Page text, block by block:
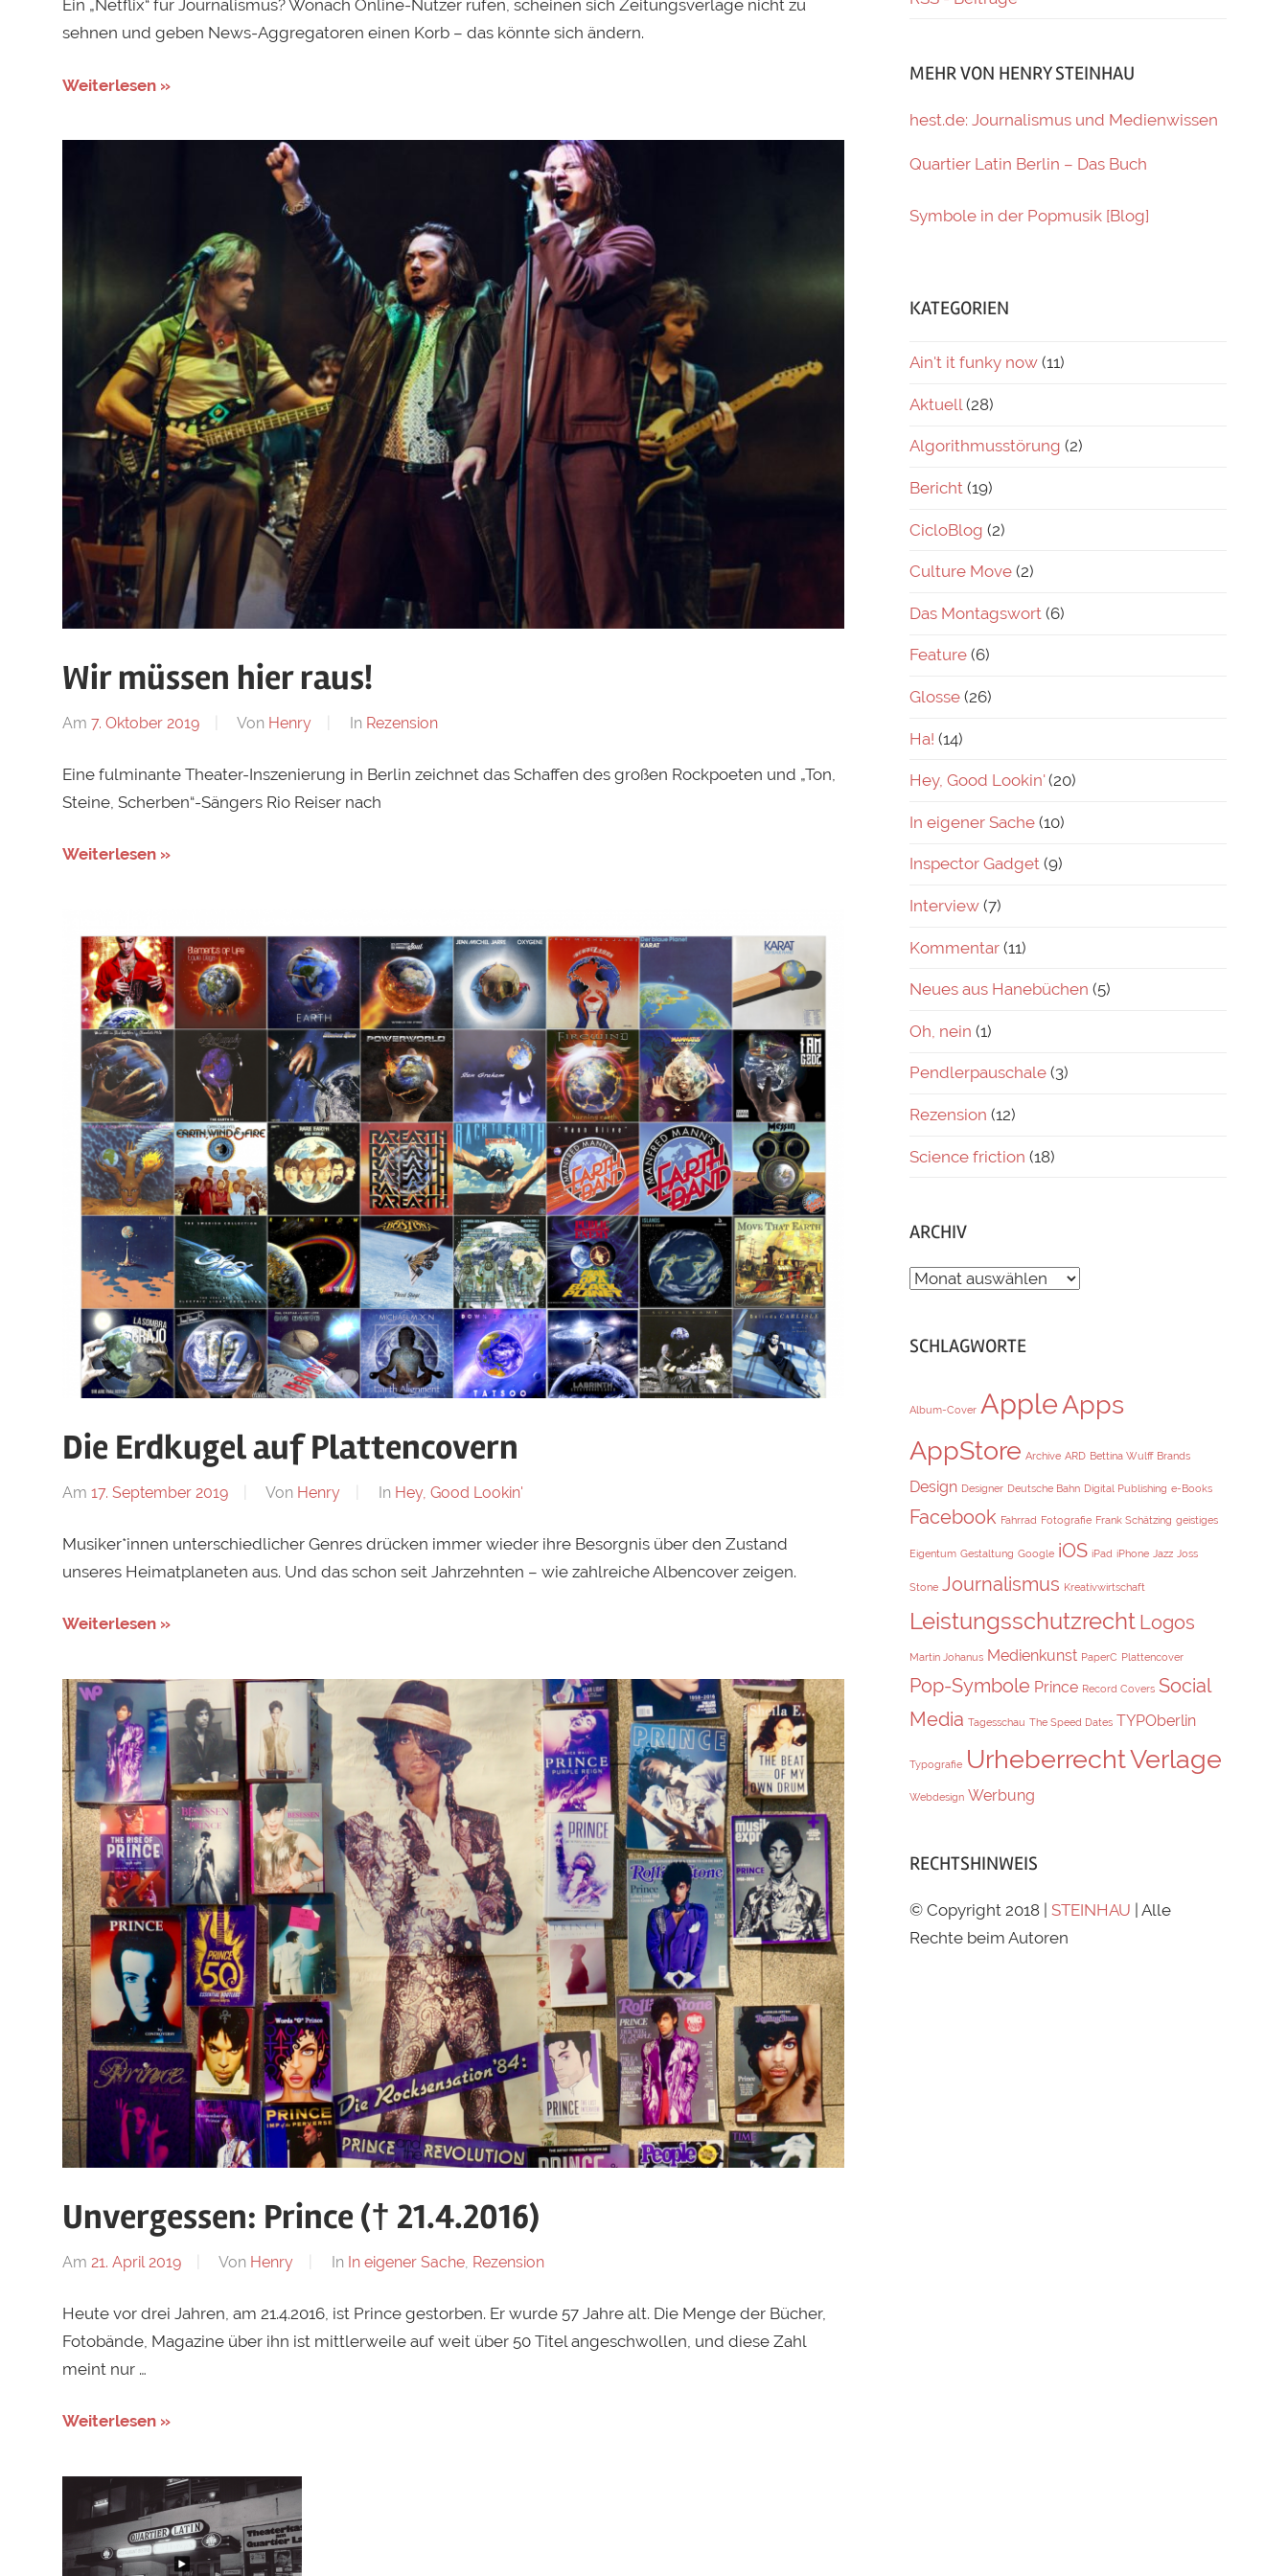
Ein „Netflix“ für Journalismus? Wonach Online-Nutzer rufen, scheinen sich Zeitungsverlage nicht zu
sehnen und geben News-Aggregatoren einen Korb – das könnte sich ändern.
Weiterlesen »
Wir müssen hier raus!
Am 7. Oktober 2019 Von Henry In Rezension
Eine fulminante Theater-Inszenierung in Berlin zeichnet das Schaffen des großen Rockpoeten und „Ton,
Steine, Scherben“-Sängers Rio Reiser nach
Weiterlesen »
Die Erdkugel auf Plattencovern
Am 17. September 2019 Von Henry In Hey, Good Lookin'
Musiker*innen unterschiedlicher Genres drücken immer wieder ihre Besorgnis über den Zustand
unseres Heimatplaneten aus. Und das schon seit Jahrzehnten – wie zahlreiche Albencover zeigen.
Weiterlesen »
Unvergessen: Prince († 21.4.2016)
Am 21. April 2019 Von Henry In In eigener Sache, Rezension
Heute vor drei Jahren, am 21.4.2016, ist Prince gestorben. Er wurde 57 Jahre alt. Die Menge der Bücher,
Fotobände, Magazine über ihn ist mittlerweile auf weit über 50 Titel angeschwollen, und diese Zahl
meint nur …
Weiterlesen »
MEHR VON HENRY STEINHAU
hest.de: Journalismus und Medienwissen
Quartier Latin Berlin – Das Buch
Symbole in der Popmusik [Blog]
KATEGORIEN
Ain't it funky now (11)
Aktuell (28)
Algorithmusstörung (2)
Bericht (19)
CicloBlog (2)
Culture Move (2)
Das Montagswort (6)
Feature (6)
Glosse (26)
Ha! (14)
Hey, Good Lookin'(20)
In eigener Sache (10)
Inspector Gadget (9)
Interview (7)
Kommentar (11)
Neues aus Hanebüchen (5)
Oh, nein (1)
Pendlerpauschale (3)
Rezension (12)
Science friction (18)
ARCHIV
ARCHIV
SCHLAGWORTE
Album-Cover AppleApps
AppStore Archive ARD Bettina Wulff Brands
Design Designer Deutsche Bahn Digital Publishing e-Books
Facebook Fahrrad Fotografie Frank Schätzing geistiges
Eigentum Gestaltung Google iOS iPad iPhone Jazz Joss
Stone Journalismus Kreativwirtschaft
Leistungsschutzrecht Logos
Martin Johanus Medienkunst PaperC Plattencover
Pop-Symbole Prince Record Covers Social
Media Tagesschau The Speed Dates TYPOberlin
Typografie UrheberrechtVerlage
Webdesign Werbung
RECHTSHINWEIS
© Copyright 2018 | STEINHAU | Alle
Rechte beim Autoren